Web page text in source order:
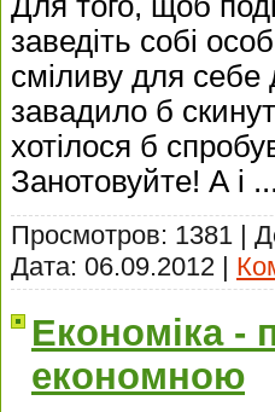
заведіть собі
сміливу для себе
завадило б
хотілося б
Занотовуйте! А і
Просмотров: 1381 |
Дата: 06.09.2012 |
Економіка -
економною